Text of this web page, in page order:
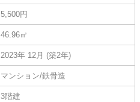
5,500円
46.96㎡
2023年 12月 (築2年)
マンション/鉄骨造
3階建